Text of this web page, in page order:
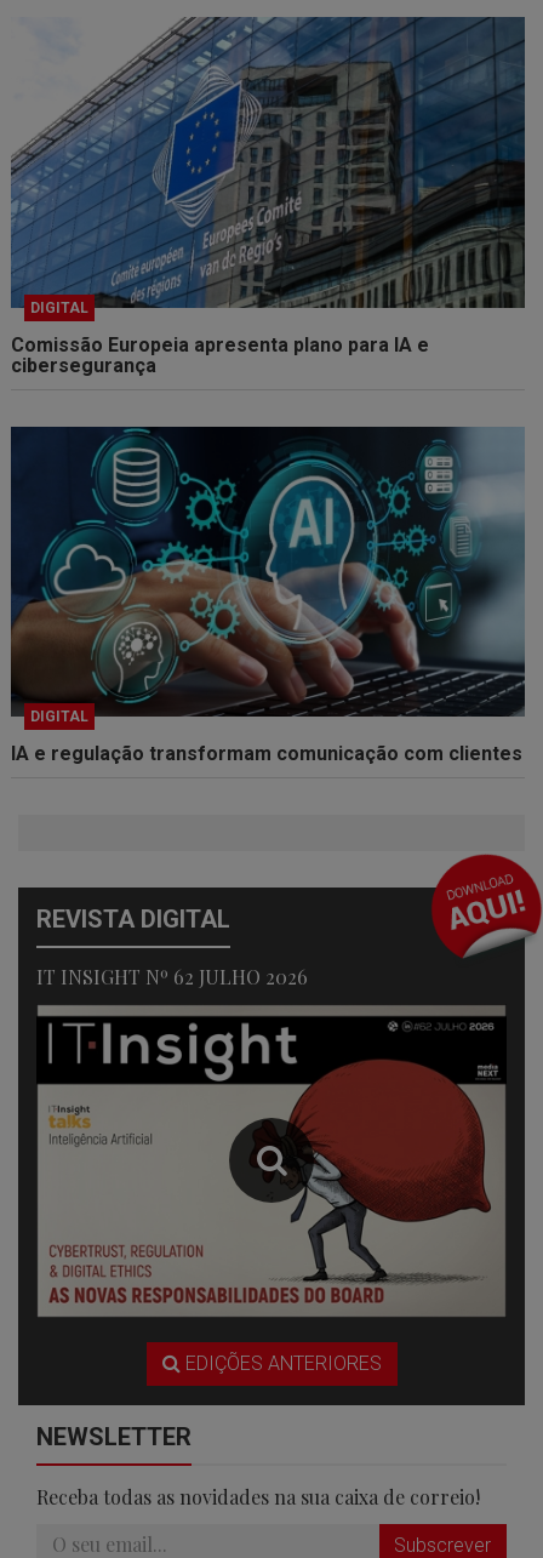
DIGITAL
Comissão Europeia apresenta plano para IA e
cibersegurança
DIGITAL
IA e regulação transformam comunicação com clientes
REVISTA DIGITAL
IT INSIGHT Nº 62 JULHO 2026
EDIÇÕES ANTERIORES
NEWSLETTER
Receba todas as novidades na sua caixa de correio!
Subscrever